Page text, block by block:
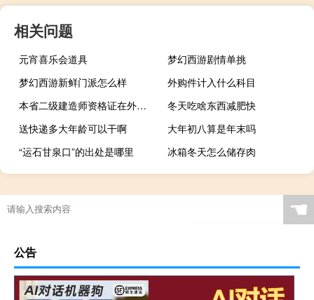
相关问题
元宵喜乐会道具
梦幻西游剧情单挑
梦幻西游新鲜门派怎么样
外购件计入什么科目
本省二级建造师资格证在外省注册可以用吗
冬天吃啥东西减肥快
送快递多大年龄可以干啊
大年初八算是年末吗
“运石甘泉口”的出处是哪里
冰箱冬天怎么储存肉
☚
公告